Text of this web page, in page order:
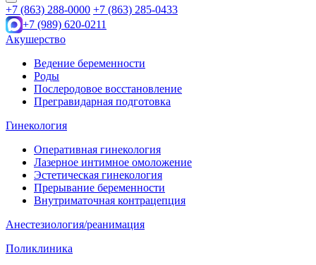
+7 (863) 288-0000 +7 (863) 285-0433
+7 (989) 620-0211
Акушерство
Ведение беременности
Роды
Послеродовое восстановление
Прегравидарная подготовка
Гинекология
Оперативная гинекология
Лазерное интимное омоложение
Эстетическая гинекология
Прерывание беременности
Внутриматочная контрацепция
Анестезиология/реанимация
Поликлиника